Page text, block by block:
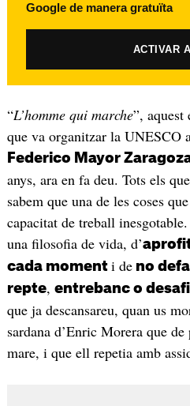
Google de manera gratuïta
ACTIVAR
“L’homme qui marche”, aquest
que va organitzar la UNESCO
Federico Mayor
anys, ara en fa deu. Tots els
sabem que una de les coses
capacitat de treball
una filosofia de vida, d’
cada moment i deno
repte, entrebanc o
que ja descansareu, quan us
sardana d’Enric Morera que
mare, i que ell repetia amb